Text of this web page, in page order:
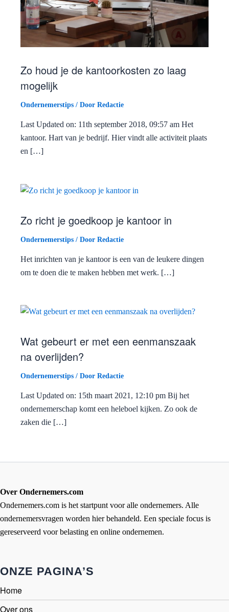
Zo houd je de kantoorkosten zo laag
mogelijk
Ondernemerstips / Door Redactie
Last Updated on: 11th september 2018, 09:57 am Het
kantoor. Hart van je bedrijf. Hier vindt alle activiteit plaats
en […]
Zo richt je goedkoop je kantoor in
Ondernemerstips / Door Redactie
Het inrichten van je kantoor is een van de leukere dingen
om te doen die te maken hebben met werk. […]
Wat gebeurt er met een eenmanszaak
na overlijden?
Ondernemerstips / Door Redactie
Last Updated on: 15th maart 2021, 12:10 pm Bij het
ondernemerschap komt een heleboel kijken. Zo ook de
zaken die […]
Over Ondernemers.com
Ondernemers.com is het startpunt voor alle ondernemers. Alle
ondernemersvragen worden hier behandeld. Een speciale focus is
gereserveerd voor belasting en online ondernemen.
ONZE PAGINA’S
Home
Over ons